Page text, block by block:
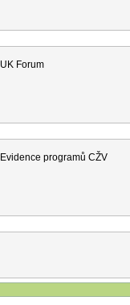
UK Forum
Evidence programů CŽV